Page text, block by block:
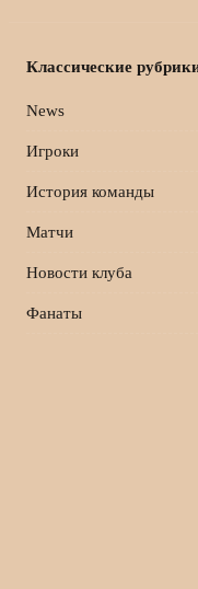
Классические
News
Игроки
История команды
Матчи
Новости клуба
Фанаты